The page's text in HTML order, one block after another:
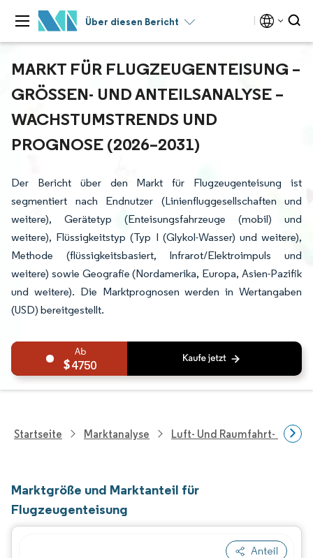
Über diesen Bericht
MARKT FÜR FLUGZEUGENTEISUNG –
GRÖSSEN- UND ANTEILSANALYSE – W
ACHSTUMSTRENDS UND P
ROGNOSE (2026–2031)
Der Bericht über den Markt für Flugzeugenteisung ist
segmentiert nach Endnutzer (Linienfluggesellschaften und
weitere), Gerätetyp (Enteisungsfahrzeuge (mobil) und
weitere), Flüssigkeitstyp (Typ I (Glykol-Wasser) und weitere),
Methode (flüssigkeitsbasiert, Infrarot/Elektroimpuls und
weitere) sowie Geografie (Nordamerika, Europa, Asien-Pazifik
und weitere). Die Marktprognosen werden in Wertangaben
(USD) bereitgestellt.
4750
Startseite Marktanalyse Luft- Und Raumfahrt- Und
Marktgröße und Marktanteil für
Flugzeugenteisung
Anteil